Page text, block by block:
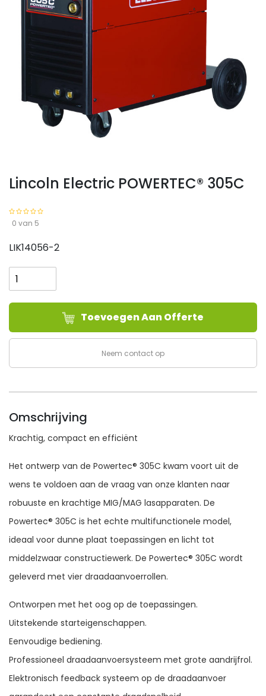
Lincoln Electric POWERTEC® 305C
0 van 5
LIK14056-2
Electric
POWERTEC®
305C
Toevoegen Aan Offerte
Neem contact op
Omschrijving
Krachtig, compact en efficiënt
Het ontwerp van de Powertec® 305C kwam voort uit de
wens te voldoen aan de vraag van onze klanten naar
robuuste en krachtige MIG/MAG lasapparaten. De
Powertec® 305C is het echte multifunctionele model,
ideaal voor dunne plaat toepassingen en licht tot
middelzwaar constructiewerk. De Powertec® 305C wordt
geleverd met vier draadaanvoerrollen.
Ontworpen met het oog op de toepassingen.
Uitstekende starteigenschappen.
Eenvoudige bediening.
Professioneel draadaanvoersysteem met grote aandrijfrol.
Elektronisch feedback systeem op de draadaanvoer